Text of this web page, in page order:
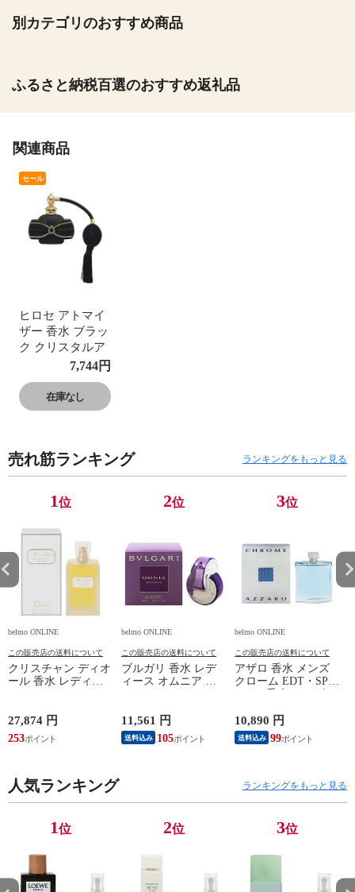
別カテゴリのおすすめ商品
ふるさと納税百選のおすすめ返礼品
関連商品
セール
ヒロセ アトマイ
ザー 香水 ブラッ
ク クリスタルア
トマイザー フラ
ンス製 ブラック
クリスタル香水
瓶 660149 (クリ
り】 HIROSE
ATOMIZER 新品
7,744円
在庫なし
売れ筋ランキング ランキングをもっと見る
1位
belmo ONLINE
この販売店の送料について
クリスチャン ディオ
ール 香水 レディー
100ml 香水 フレグラ
ンス dior MISS DIOR
CHRISTIAN DIOR 新
27,874 円
253
2位
belmo ONLINE
この販売店の送料について
ブルガリ 香水 レデ
ィース オムニア ア
ンス OMNIA
AMETHYSTE
BVLGARI 新品 未使
11,561 円
送料込み 105
3位
belmo ONLINE
この販売店の送料について
アザロ 香水 メンズ
クローム EDT・SP
NATURAL AZZARO
新品 未使用
10,890 円
送料込み 99
人気ランキング ランキングをもっと見る
1位 2位 3位